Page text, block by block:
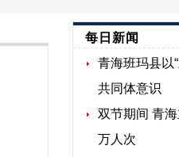
每日新闻
青海班玛县以
共同体意识
双节期间 青
万人次